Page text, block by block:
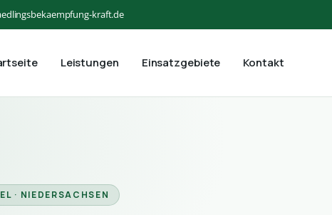
kraft.de
Leistungen Einsatzgebiete Kontakt
· NIEDERSACHSEN